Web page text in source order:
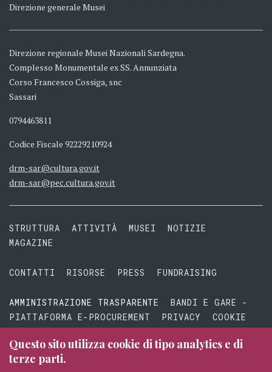
Direzione generale Musei
Direzione regionale Musei Nazionali Sardegna.
Complesso Monumentale ex SS. Annunziata
Corso Francesco Cossiga, snc
Sassari
0794463811
Codice Fiscale 92229210924
drm-sar@cultura.gov.it
drm-sar@pec.cultura.gov.it
STRUTTURA ATTIVITÀ MUSEI
NOTIZIE
MAGAZINE
CONTATTI RISORSE PRESS FUNDRAISING
AMMINISTRAZIONE TRASPARENTE
BANDI E GARE -
PIATTAFORMA E-PROCUREMENT
PRIVACY
COOKIE
TERMINI E CONDIZIONI
Questo sito utilizza cookie di tipo analytics e di
terze parti.